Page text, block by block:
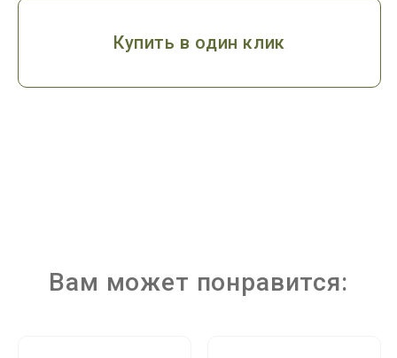
Купить в один клик
Вам может понравится: